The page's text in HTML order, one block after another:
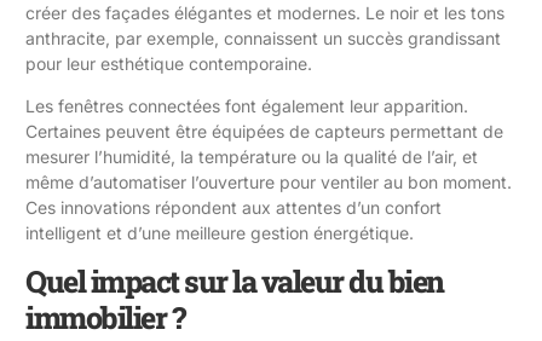
créer des façades élégantes et modernes. Le noir et les tons
anthracite, par exemple, connaissent un succès grandissant
pour leur esthétique contemporaine.
Les fenêtres connectées font également leur apparition.
Certaines peuvent être équipées de capteurs permettant de
mesurer l’humidité, la température ou la qualité de l’air, et
même d’automatiser l’ouverture pour ventiler au bon moment.
Ces innovations répondent aux attentes d’un confort
intelligent et d’une meilleure gestion énergétique.
Quel impact sur la valeur du bien
immobilier ?